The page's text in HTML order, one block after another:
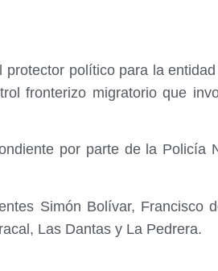
político para la
fronterizo migratorio que
por parte de la Policía
Simón Bolívar, Francisco
Las Dantas y La Pedrera.